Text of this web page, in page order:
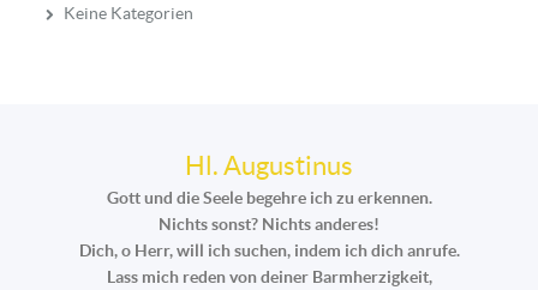
Keine Kategorien
Hl. Augustinus
Gott und die Seele begehre ich zu erkennen.
Nichts sonst? Nichts anderes!
Dich, o Herr, will ich suchen, indem ich dich anrufe.
Lass mich reden von deiner Barmherzigkeit,